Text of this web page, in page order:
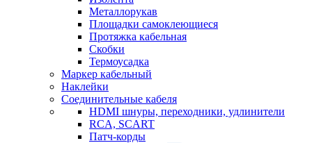
Металлорукав
Площадки самоклеющиеся
Протяжка кабельная
Скобки
Термоусадка
Маркер кабельный
Наклейки
Соединительные кабеля
HDMI шнуры, переходники, удлинители
RCA, SCART
Патч-корды